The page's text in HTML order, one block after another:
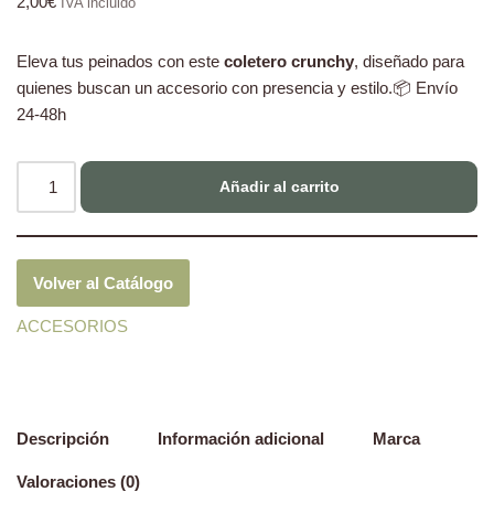
IVA incluido
Eleva tus peinados con este coletero crunchy, diseñado para
quienes buscan un accesorio con presencia y estilo.📦 Envío
24-48h
Añadir al carrito
Volver al Catálogo
ACCESORIOS
Descripción Información adicional Marca
Valoraciones (0)